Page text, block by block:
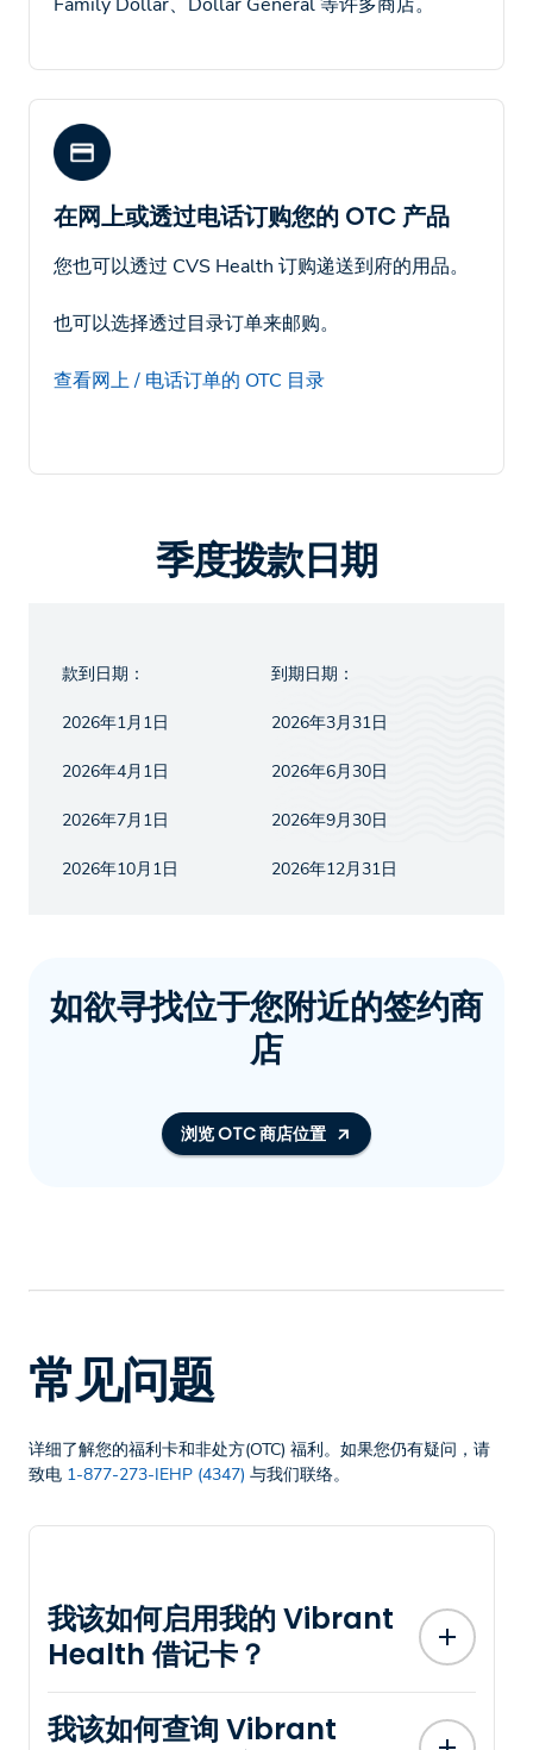
在网上或透过电话订购您的 OTC 产品
您也可以透过 CVS Health 订购递送到府的用品。
也可以选择透过目录订单来邮购。
查看网上 / 电话订单的 OTC 目录
季度拨款日期
款到日期： 到期日期：
2026年1月1日 2026年3月31日
2026年4月1日 2026年6月30日
2026年7月1日 2026年9月30日
2026年10月1日 2026年12月31日
如欲寻找位于您附近的签约商
店
浏览 OTC 商店位置
常见问题
详细了解您的福利卡和非处方(OTC) 福利。如果您仍有疑问，请
致电 1-877-273-IEHP (4347) 与我们联络。
我该如何启用我的 Vibrant
Health 借记卡？
我该如何查询 Vibrant